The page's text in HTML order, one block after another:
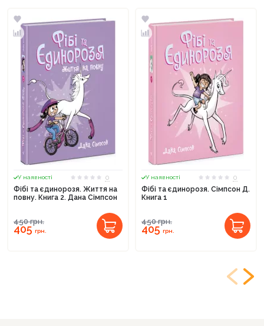
У наявності
0
Фібі та єдинорозя. Життя на
повну. Книга 2. Дана Сімпсон
450грн.
405грн.
У наявності
0
Фібі та єдинорозя. Сімпсон Д.
Книга 1
450грн.
405грн.